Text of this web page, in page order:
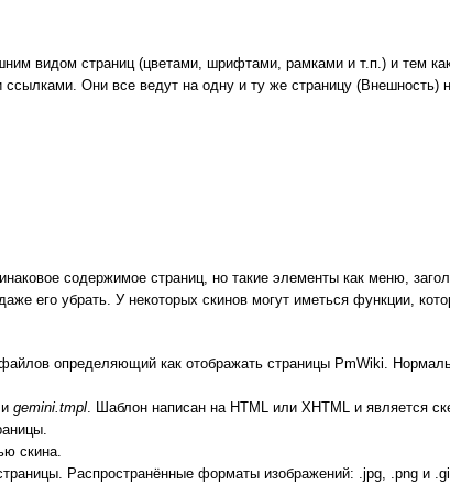
видом страниц (цветами, шрифтами, рамками и т.п.) и тем
Они все ведут на одну и ту же страницу (Внешность)
содержимое страниц, но такие элементы как меню,
его убрать. У некоторых скинов могут иметься функции,
определяющий как отображать страницы PmWiki.
gemini.tmpl . Шаблон написан на HTML или XHTML и является
скина.
Распространённые форматы изображений: .jpg, .png и